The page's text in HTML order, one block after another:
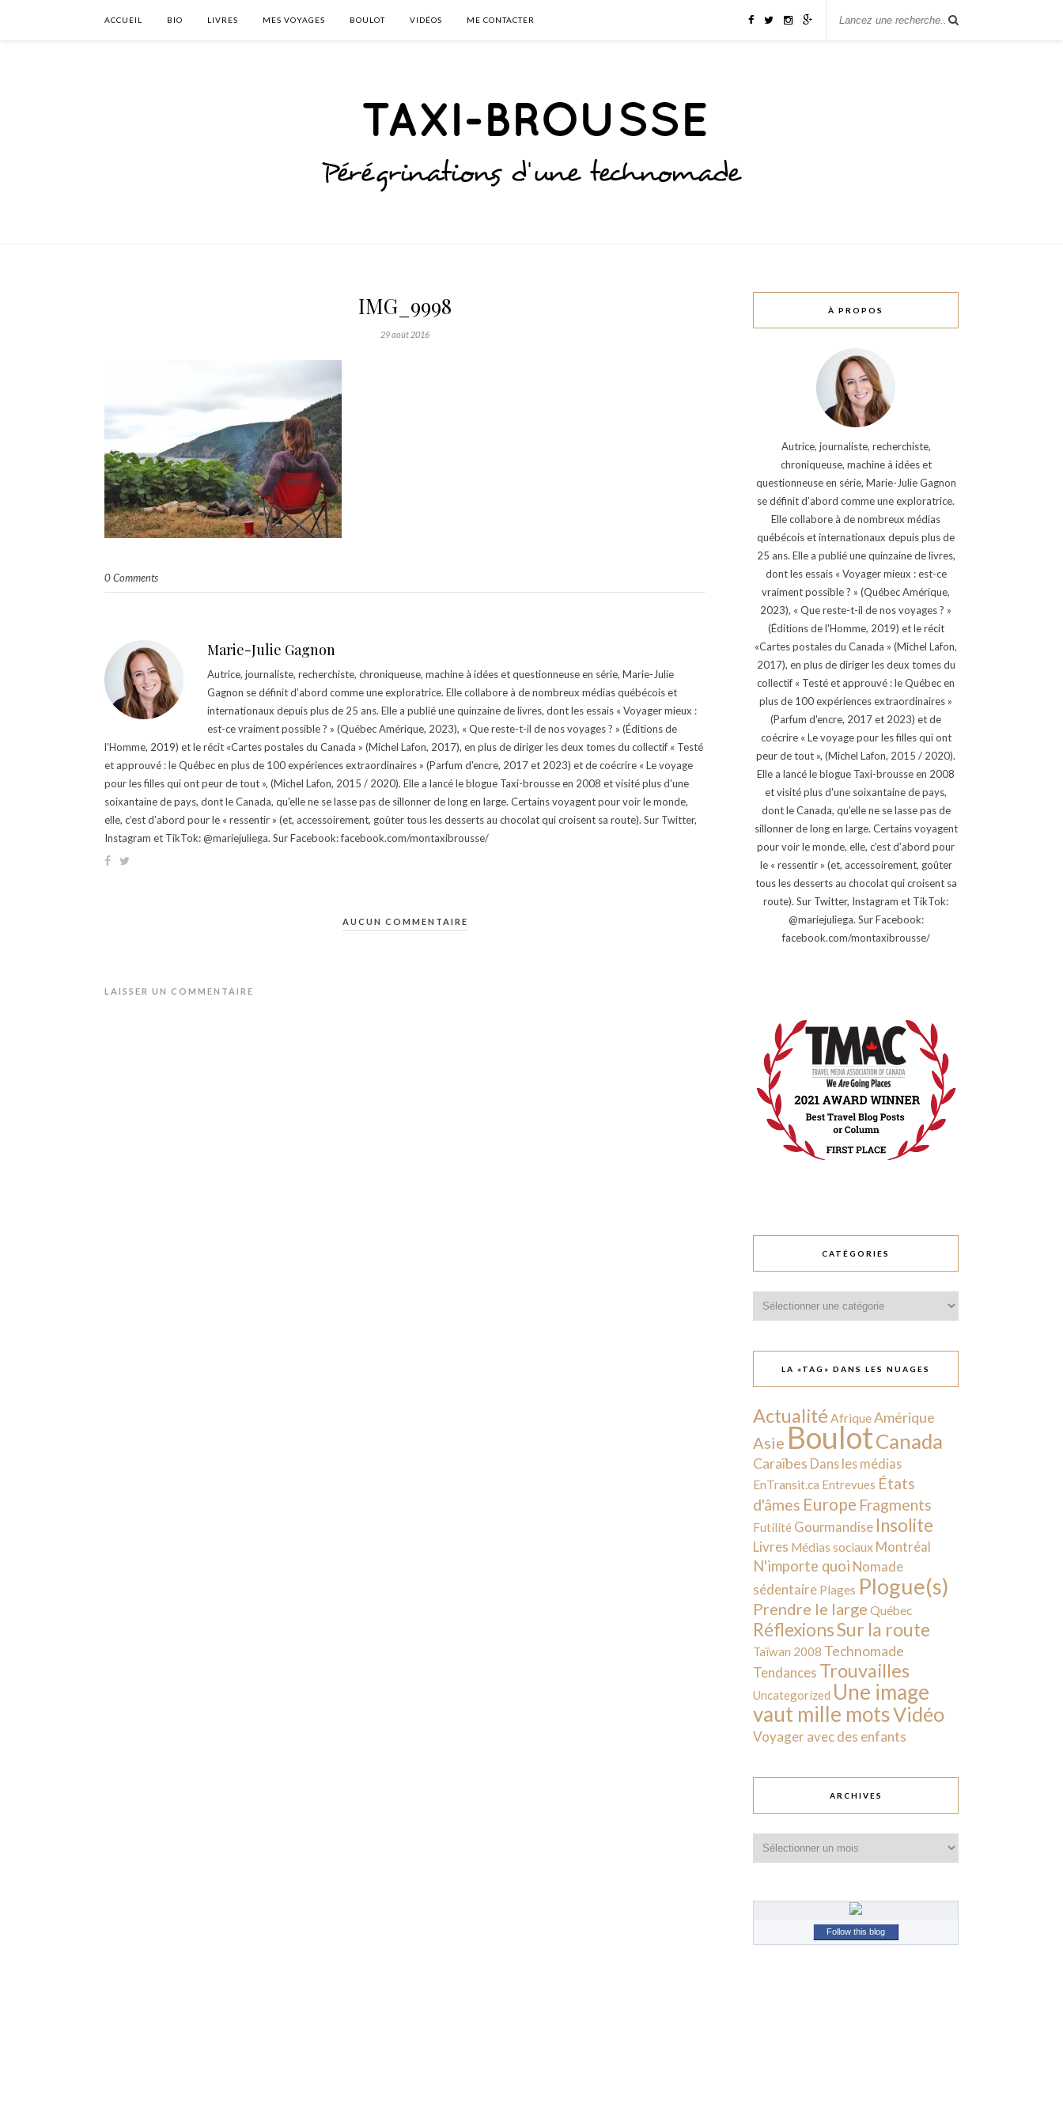
ACCUEIL BIO LIVRES MES VOYAGES BOULOT VIDÉOS ME CONTACTER
IMG_9998
29 août 2016
0 Comments
Marie-Julie Gagnon
Autrice, journaliste, recherchiste, chroniqueuse, machine à idées et questionneuse en série, Marie-Julie
Gagnon se définit d’abord comme une exploratrice. Elle collabore à de nombreux médias québécois et
internationaux depuis plus de 25 ans. Elle a publié une quinzaine de livres, dont les essais « Voyager mieux :
est-ce vraiment possible ? » (Québec Amérique, 2023), « Que reste-t-il de nos voyages ? » (Éditions de
l'Homme, 2019) et le récit «Cartes postales du Canada » (Michel Lafon, 2017), en plus de diriger les deux tomes du collectif « Testé
et approuvé : le Québec en plus de 100 expériences extraordinaires » (Parfum d'encre, 2017 et 2023) et de coécrire « Le voyage
pour les filles qui ont peur de tout », (Michel Lafon, 2015 / 2020). Elle a lancé le blogue Taxi-brousse en 2008 et visité plus d'une
soixantaine de pays, dont le Canada, qu'elle ne se lasse pas de sillonner de long en large. Certains voyagent pour voir le monde,
elle, c’est d’abord pour le « ressentir » (et, accessoirement, goûter tous les desserts au chocolat qui croisent sa route). Sur Twitter,
Instagram et TikTok: @mariejuliega. Sur Facebook: facebook.com/montaxibrousse/
AUCUN COMMENTAIRE
LAISSER UN COMMENTAIRE
À PROPOS
Autrice, journaliste, recherchiste,
chroniqueuse, machine à idées et
questionneuse en série, Marie-Julie Gagnon
se définit d’abord comme une exploratrice.
Elle collabore à de nombreux médias
québécois et internationaux depuis plus de
25 ans. Elle a publié une quinzaine de livres,
dont les essais « Voyager mieux : est-ce
vraiment possible ? » (Québec Amérique,
2023), « Que reste-t-il de nos voyages ? »
(Éditions de l'Homme, 2019) et le récit
«Cartes postales du Canada » (Michel Lafon,
2017), en plus de diriger les deux tomes du
collectif « Testé et approuvé : le Québec en
plus de 100 expériences extraordinaires »
(Parfum d'encre, 2017 et 2023) et de
coécrire « Le voyage pour les filles qui ont
peur de tout », (Michel Lafon, 2015 / 2020).
Elle a lancé le blogue Taxi-brousse en 2008
et visité plus d'une soixantaine de pays,
dont le Canada, qu'elle ne se lasse pas de
sillonner de long en large. Certains voyagent
pour voir le monde, elle, c’est d’abord pour
le « ressentir » (et, accessoirement, goûter
tous les desserts au chocolat qui croisent sa
route). Sur Twitter, Instagram et TikTok:
@mariejuliega. Sur Facebook:
facebook.com/montaxibrousse/
CATÉGORIES
LA «TAG» DANS LES NUAGES
Actualité AfriqueAmérique
Asie BoulotCanada
Caraïbes Dans les médias
EnTransit.ca Entrevues États
d'âmes Europe Fragments
Futilité Gourmandise Insolite
Livres Médias sociaux Montréal
N'importe quoi Nomade
sédentaire Plages Plogue(s)
Prendre le large Québec
RéflexionsSur la route
Taïwan 2008 Technomade
Tendances Trouvailles
Uncategorized Une image
vaut mille motsVidéo
Voyager avec des enfants
ARCHIVES
Follow this blog